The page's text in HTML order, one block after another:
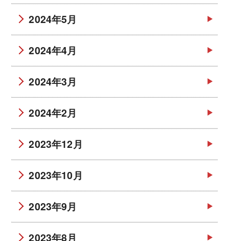
2024年5月
2024年4月
2024年3月
2024年2月
2023年12月
2023年10月
2023年9月
2023年8月